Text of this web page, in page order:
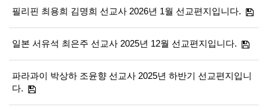
필리핀 최용희 김명희 선교사 2026년 1월 선교편지입니다.
일본 서유석 최은주 선교사 2025년 12월 선교편지입니다.
파라과이 박상하 조윤향 선교사 2025년 하반기 선교편지입니
다.